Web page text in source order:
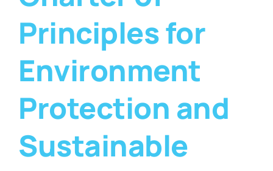
Principles for
Environment
Protection and
Sustainable